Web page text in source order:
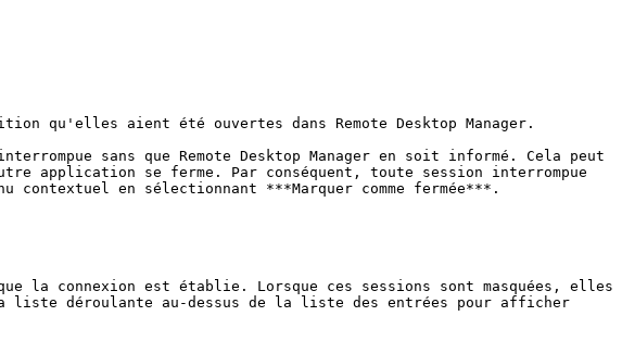
qu'elles aient été ouvertes dans Remote Desktop Manager.
sans que Remote Desktop Manager en soit informé. Cela peut
application se ferme. Par conséquent, toute session interrompue
contextuel en sélectionnant ***Marquer comme fermée***.
la connexion est établie. Lorsque ces sessions sont masquées, elles
liste déroulante au-dessus de la liste des entrées pour afficher